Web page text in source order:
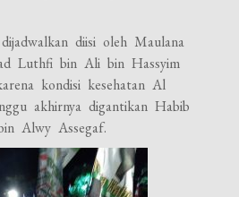
diisi oleh Maulana
Luthfi bin Ali bin Hassyim
kondisi kesehatan Al
akhirnya digantikan Habib
Alwy Assegaf.